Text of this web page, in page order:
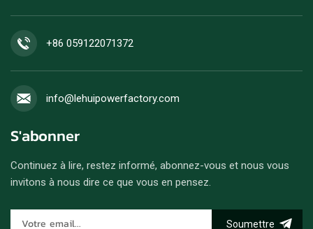
+86 059122071372
info@lehuipowerfactory.com
S'abonner
Continuez à lire, restez informé, abonnez-vous et nous vous
invitons à nous dire ce que vous en pensez.
Soumettre